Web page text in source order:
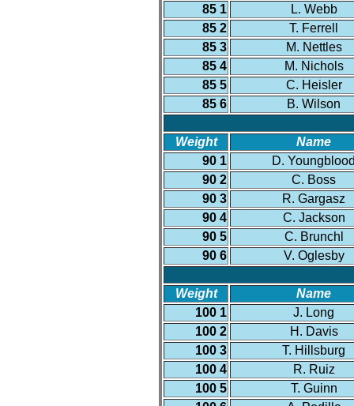
85 1
L. Webb
85 2
T. Ferrell
85 3
M. Nettles
85 4
M. Nichols
85 5
C. Heisler
85 6
B. Wilson
Weight
Name
90 1
D.
90 2
C. Boss
90 3
R. Gargasz
90 4
C. Jackson
90 5
C. Brunchl
90 6
V. Oglesby
Weight
Name
100 1
J. Long
100 2
H. Davis
100 3
T. Hillsburg
100 4
R. Ruiz
100 5
T. Guinn